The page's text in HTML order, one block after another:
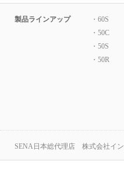
製品ラインアップ
・60S
・50C
・50S
・50R
SENA日本総代理店 株式会社イ